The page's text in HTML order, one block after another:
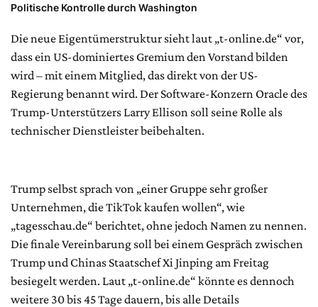
Politische Kontrolle durch Washington
Die neue Eigentümerstruktur sieht laut „t-online.de“ vor,
dass ein US-dominiertes Gremium den Vorstand bilden
wird – mit einem Mitglied, das direkt von der US-
Regierung benannt wird. Der Software-Konzern Oracle des
Trump-Unterstützers Larry Ellison soll seine Rolle als
technischer Dienstleister beibehalten.
Trump selbst sprach von „einer Gruppe sehr großer
Unternehmen, die TikTok kaufen wollen“, wie
„tagesschau.de“ berichtet, ohne jedoch Namen zu nennen.
Die finale Vereinbarung soll bei einem Gespräch zwischen
Trump und Chinas Staatschef Xi Jinping am Freitag
besiegelt werden. Laut „t-online.de“ könnte es dennoch
weitere 30 bis 45 Tage dauern, bis alle Details